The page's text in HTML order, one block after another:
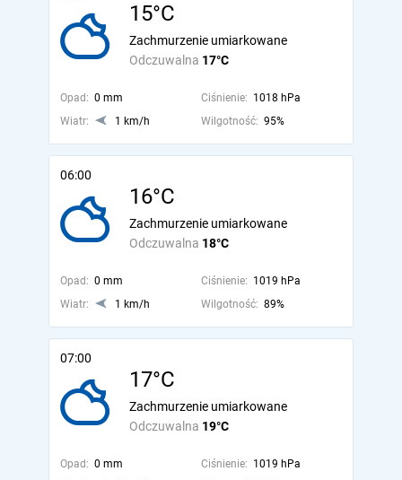
15°C
Odczuwalna 17°C
Zachmurzenie umiarkowane
Opad: 0 mm Ciśnienie: 1018 hPa
Wiatr:
1 km/h Wilgotność: 95%
06:00
16°C
Odczuwalna 18°C
Zachmurzenie umiarkowane
Opad: 0 mm Ciśnienie: 1019 hPa
Wiatr:
1 km/h Wilgotność: 89%
07:00
17°C
Odczuwalna 19°C
Zachmurzenie umiarkowane
Opad: 0 mm Ciśnienie: 1019 hPa